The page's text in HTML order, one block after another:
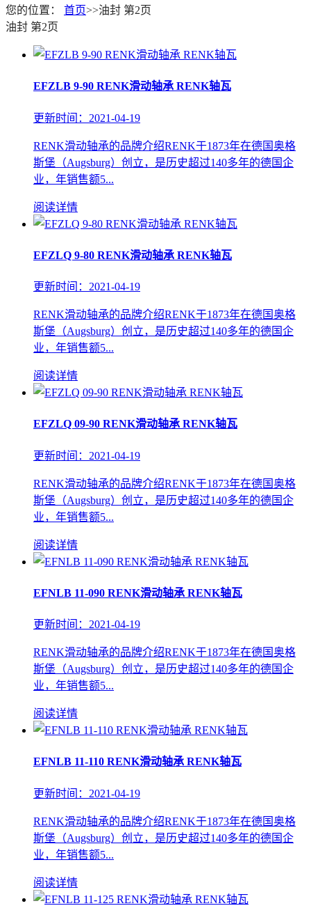
您的位置：
首页>>油封 第2页
油封 第2页
EFZLB 9-90 RENK滑动轴承 RENK轴瓦
更新时间：2021-04-19
RENK滑动轴承的品牌介绍RENK于1873年在德国奥格
斯堡（Augsburg）创立，是历史超过140多年的德国企
业，年销售额5...
阅读详情
EFZLQ 9-80 RENK滑动轴承 RENK轴瓦
更新时间：2021-04-19
RENK滑动轴承的品牌介绍RENK于1873年在德国奥格
斯堡（Augsburg）创立，是历史超过140多年的德国企
业，年销售额5...
阅读详情
EFZLQ 09-90 RENK滑动轴承 RENK轴瓦
更新时间：2021-04-19
RENK滑动轴承的品牌介绍RENK于1873年在德国奥格
斯堡（Augsburg）创立，是历史超过140多年的德国企
业，年销售额5...
阅读详情
EFNLB 11-090 RENK滑动轴承 RENK轴瓦
更新时间：2021-04-19
RENK滑动轴承的品牌介绍RENK于1873年在德国奥格
斯堡（Augsburg）创立，是历史超过140多年的德国企
业，年销售额5...
阅读详情
EFNLB 11-110 RENK滑动轴承 RENK轴瓦
更新时间：2021-04-19
RENK滑动轴承的品牌介绍RENK于1873年在德国奥格
斯堡（Augsburg）创立，是历史超过140多年的德国企
业，年销售额5...
阅读详情